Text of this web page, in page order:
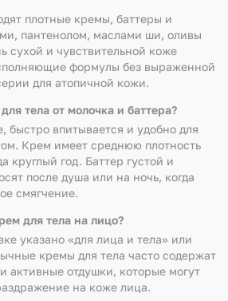
плотные кремы, баттеры и
пантенолом, маслами ши, оливы
сухой и чувствительной коже
формулы без выраженной
для атопичной кожи.
тела от молочка и баттера?
быстро впитывается и удобно для
Крем имеет среднюю плотность
круглый год. Баттер густой и
после душа или на ночь, когда
смягчение.
для тела на лицо?
указано «для лица и тела» или
кремы для тела часто содержат
активные отдушки, которые могут
на коже лица.